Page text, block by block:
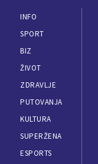
INFO
SPORT
BIZ
ŽIVOT
ZDRAVLJE
PUTOVANJA
KULTURA
SUPERŽENA
ESPORTS